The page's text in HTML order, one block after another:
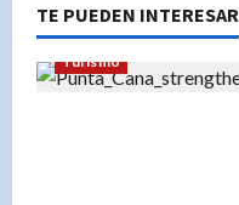
TE PUEDEN INTERESAR
Turismo